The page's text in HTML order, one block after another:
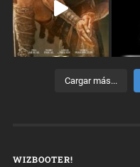
Cargar más...
WIZBOOTER!